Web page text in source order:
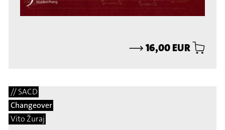
⟶16,00 EUR
// SACD
Changeover
Vito Žuraj